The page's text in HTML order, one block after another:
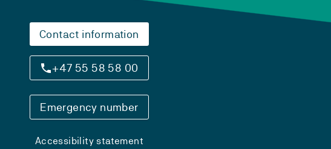
Contact information
+47 55 58 58 00
Emergency number
Accessibility statement